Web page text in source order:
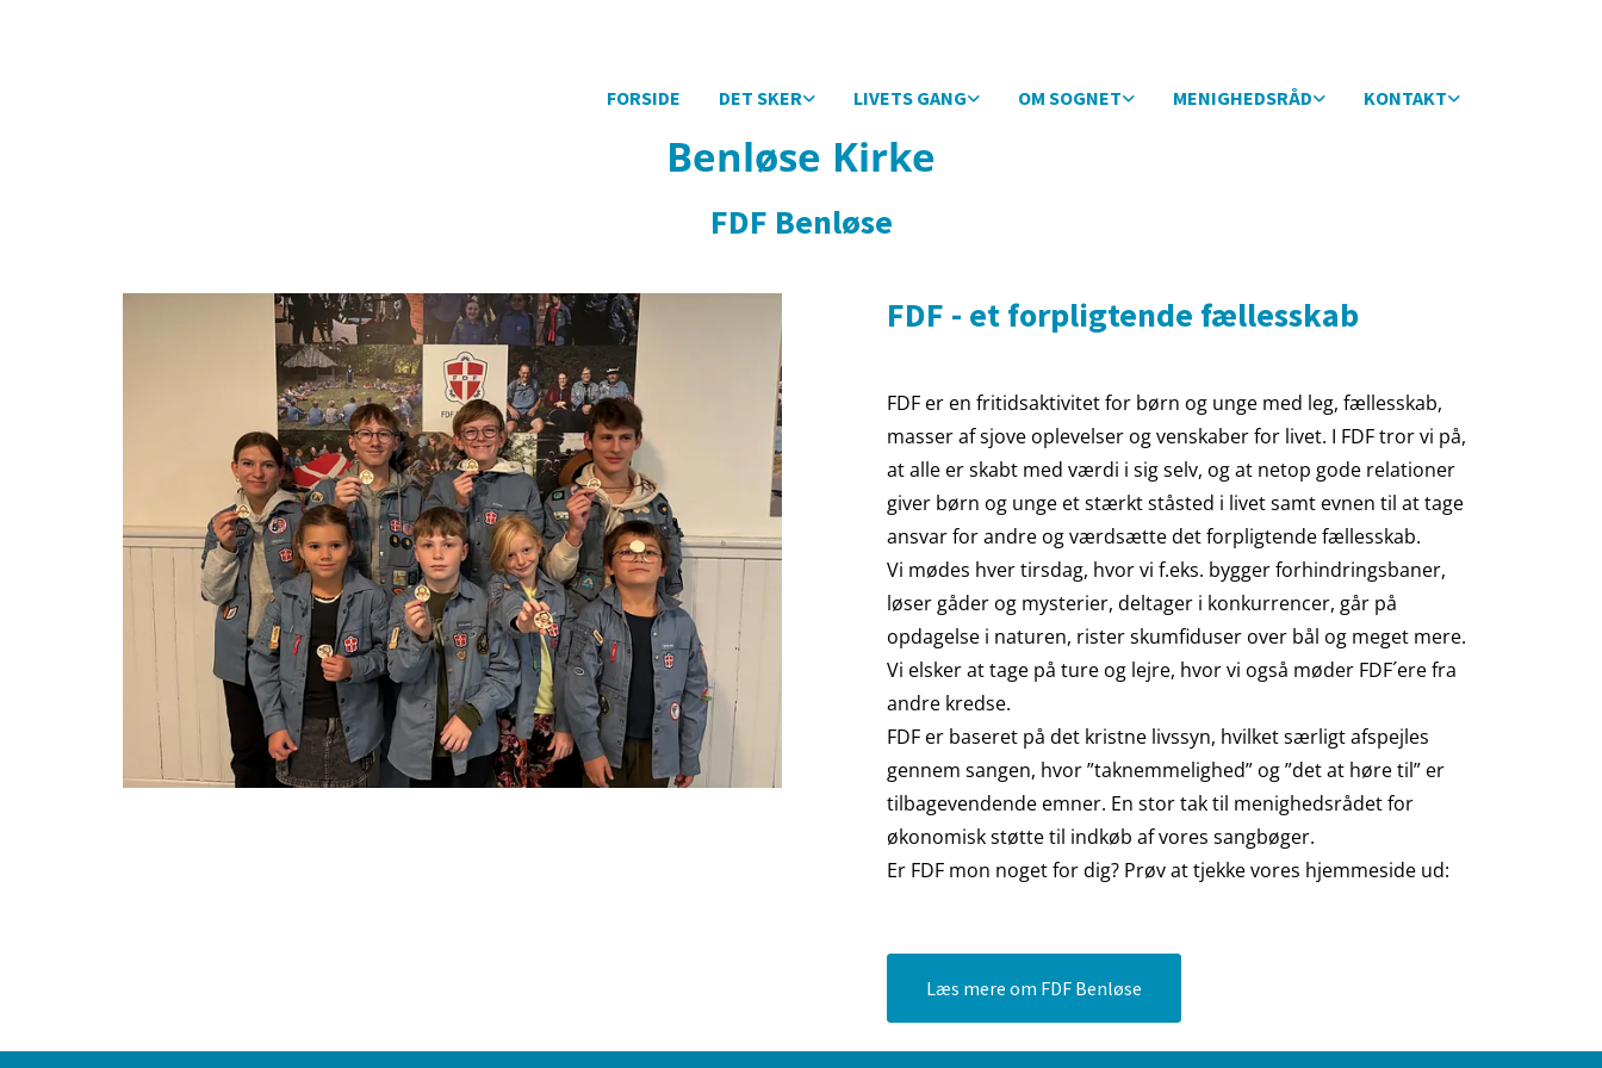
FORSIDE DET SKER LIVETS GANG OM SOGNET MENIGHEDSRÅD KONTAKT
Benløse Kirke
FDF Benløse
FDF - et forpligtende fællesskab
FDF er en fritidsaktivitet for børn og unge med leg, fællesskab,
masser af sjove oplevelser og venskaber for livet. I FDF tror vi på,
at alle er skabt med værdi i sig selv, og at netop gode relationer
giver børn og unge et stærkt ståsted i livet samt evnen til at tage
ansvar for andre og værdsætte det forpligtende fællesskab.
Vi mødes hver tirsdag, hvor vi f.eks. bygger forhindringsbaner,
løser gåder og mysterier, deltager i konkurrencer, går på
opdagelse i naturen, rister skumfiduser over bål og meget mere.
Vi elsker at tage på ture og lejre, hvor vi også møder FDF´ere fra
andre kredse.
FDF er baseret på det kristne livssyn, hvilket særligt afspejles
gennem sangen, hvor ”taknemmelighed” og ”det at høre til” er
tilbagevendende emner. En stor tak til menighedsrådet for
økonomisk støtte til indkøb af vores sangbøger.
Er FDF mon noget for dig? Prøv at tjekke vores hjemmeside ud:
Læs mere om FDF Benløse